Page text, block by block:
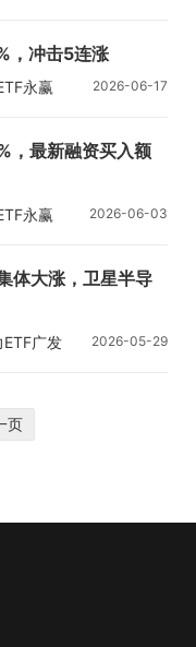
，冲击5连涨
永赢 2026-06-17
最新融资买入额
永赢 2026-06-03
体大涨，卫星半导
ETF广发
2026-05-29
页